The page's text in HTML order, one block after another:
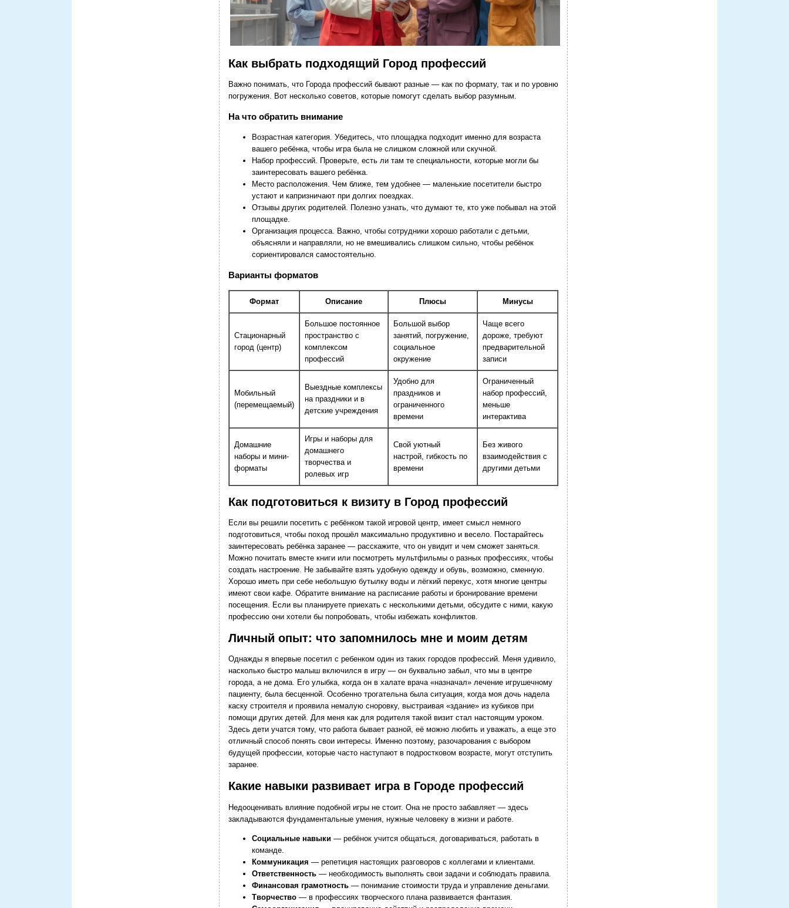
Как выбрать подходящий Город профессий
Важно понимать, что Города профессий бывают разные — как по формату, так и по уровню
погружения. Вот несколько советов, которые помогут сделать выбор разумным.
На что обратить внимание
Возрастная категория. Убедитесь, что площадка подходит именно для возраста
вашего ребёнка, чтобы игра была не слишком сложной или скучной.
Набор профессий. Проверьте, есть ли там те специальности, которые могли бы
заинтересовать вашего ребёнка.
Место расположения. Чем ближе, тем удобнее — маленькие посетители быстро
устают и капризничают при долгих поездках.
Отзывы других родителей. Полезно узнать, что думают те, кто уже побывал на этой
площадке.
Организация процесса. Важно, чтобы сотрудники хорошо работали с детьми,
объясняли и направляли, но не вмешивались слишком сильно, чтобы ребёнок
сориентировался самостоятельно.
Варианты форматов
Формат Описание Плюсы Минусы
Стационарный
город (центр)
Большое постоянное
пространство с
комплексом
профессий
Большой выбор
занятий, погружение,
социальное
окружение
Чаще всего
дороже, требуют
предварительной
записи
Мобильный
(перемещаемый)
Выездные комплексы
на праздники и в
детские учреждения
Удобно для
праздников и
ограниченного
времени
Ограниченный
набор профессий,
меньше
интерактива
Домашние
наборы и мини-
форматы
Игры и наборы для
домашнего
творчества и
ролевых игр
Свой уютный
настрой, гибкость по
времени
Без живого
взаимодействия с
другими детьми
Как подготовиться к визиту в Город профессий
Если вы решили посетить с ребёнком такой игровой центр, имеет смысл немного
подготовиться, чтобы поход прошёл максимально продуктивно и весело. Постарайтесь
заинтересовать ребёнка заранее — расскажите, что он увидит и чем сможет заняться.
Можно почитать вместе книги или посмотреть мультфильмы о разных профессиях, чтобы
создать настроение. Не забывайте взять удобную одежду и обувь, возможно, сменную.
Хорошо иметь при себе небольшую бутылку воды и лёгкий перекус, хотя многие центры
имеют свои кафе. Обратите внимание на расписание работы и бронирование времени
посещения. Если вы планируете приехать с несколькими детьми, обсудите с ними, какую
профессию они хотели бы попробовать, чтобы избежать конфликтов.
Личный опыт: что запомнилось мне и моим детям
Однажды я впервые посетил с ребенком один из таких городов профессий. Меня удивило,
насколько быстро малыш включился в игру — он буквально забыл, что мы в центре
города, а не дома. Его улыбка, когда он в халате врача «назначал» лечение игрушечному
пациенту, была бесценной. Особенно трогательна была ситуация, когда моя дочь надела
каску строителя и проявила немалую сноровку, выстраивая «здание» из кубиков при
помощи других детей. Для меня как для родителя такой визит стал настоящим уроком.
Здесь дети учатся тому, что работа бывает разной, её можно любить и уважать, а еще это
отличный способ понять свои интересы. Именно поэтому, разочарования с выбором
будущей профессии, которые часто наступают в подростковом возрасте, могут отступить
заранее.
Какие навыки развивает игра в Городе профессий
Недооценивать влияние подобной игры не стоит. Она не просто забавляет — здесь
закладываются фундаментальные умения, нужные человеку в жизни и работе.
Социальные навыки — ребёнок учится общаться, договариваться, работать в
команде.
Коммуникация — репетиция настоящих разговоров с коллегами и клиентами.
Ответственность — необходимость выполнять свои задачи и соблюдать правила.
Финансовая грамотность — понимание стоимости труда и управление деньгами.
Творчество — в профессиях творческого плана развивается фантазия.